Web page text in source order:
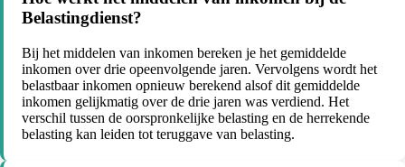
Belastingdienst?
Bij het middelen van inkomen bereken je het gemiddelde
inkomen over drie opeenvolgende jaren. Vervolgens wordt het
belastbaar inkomen opnieuw berekend alsof dit gemiddelde
inkomen gelijkmatig over de drie jaren was verdiend. Het
verschil tussen de oorspronkelijke belasting en de herrekende
belasting kan leiden tot teruggave van belasting.